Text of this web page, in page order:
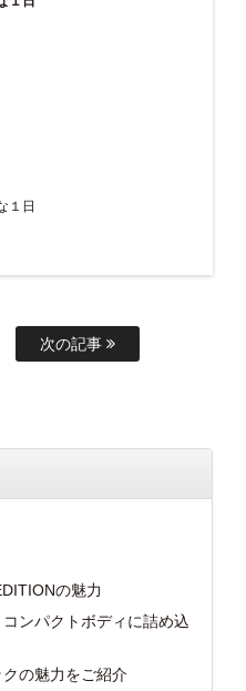
次の記事
の魅力
ンパクトボディに詰め込
の魅力をご紹介